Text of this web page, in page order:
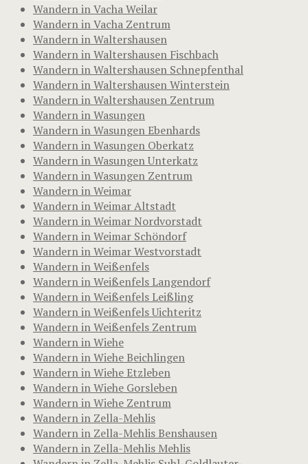
Wandern in Vacha Weilar
Wandern in Vacha Zentrum
Wandern in Waltershausen
Wandern in Waltershausen Fischbach
Wandern in Waltershausen Schnepfenthal
Wandern in Waltershausen Winterstein
Wandern in Waltershausen Zentrum
Wandern in Wasungen
Wandern in Wasungen Ebenhards
Wandern in Wasungen Oberkatz
Wandern in Wasungen Unterkatz
Wandern in Wasungen Zentrum
Wandern in Weimar
Wandern in Weimar Altstadt
Wandern in Weimar Nordvorstadt
Wandern in Weimar Schöndorf
Wandern in Weimar Westvorstadt
Wandern in Weißenfels
Wandern in Weißenfels Langendorf
Wandern in Weißenfels Leißling
Wandern in Weißenfels Uichteritz
Wandern in Weißenfels Zentrum
Wandern in Wiehe
Wandern in Wiehe Beichlingen
Wandern in Wiehe Etzleben
Wandern in Wiehe Gorsleben
Wandern in Wiehe Zentrum
Wandern in Zella-Mehlis
Wandern in Zella-Mehlis Benshausen
Wandern in Zella-Mehlis Mehlis